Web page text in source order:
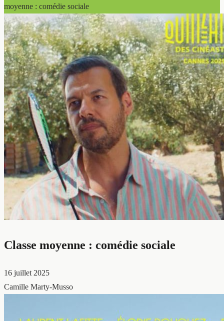
moyenne : comédie sociale
Classe moyenne : comédie sociale
16 juillet 2025
Camille Marty-Musso